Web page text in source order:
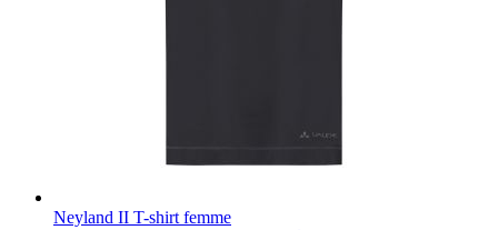
Neyland II T-shirt femme